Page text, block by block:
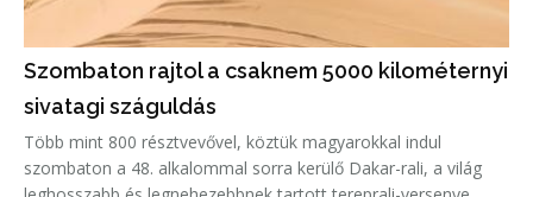
Szombaton rajtol a csaknem 5000 kilométernyi
sivatagi száguldás
Több mint 800 résztvevővel, köztük magyarokkal indul
szombaton a 48. alkalommal sorra kerülő Dakar-rali, a világ